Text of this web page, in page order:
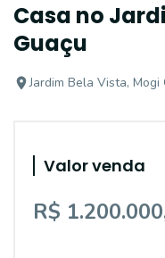
Casa no
Guaçu
Jardim Bela Vista, Mogi
Valor venda
R$